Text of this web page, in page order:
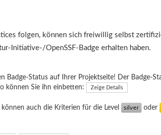
folgen, können sich freiwillig selbst
Initiative-/OpenSSF-Badge erhalten haben.
Badge-Status auf Ihrer Projektseite! Der Badge-
können Sie ihn einbetten: Zeige Details
können auch die Kriterien für die Level
oder